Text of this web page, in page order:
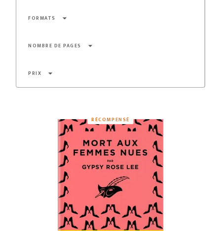
FORMATS arrow_drop_down
NOMBRE DE PAGES arrow_drop_down
PRIX arrow_drop_down
RÉCOMPENSÉ